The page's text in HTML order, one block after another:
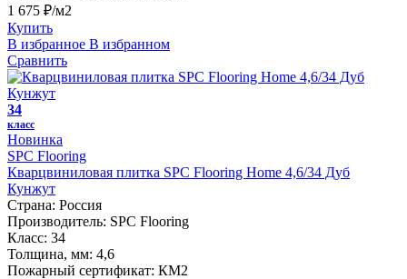
1 675 ₽/м2
Купить
В избранное В избранном
Сравнить
34
класс
Новинка
SPC Flooring
Кварцвиниловая плитка SPC Flooring Home 4,6/34 Дуб
Кунжут
Страна: Россия
Производитель: SPC Flooring
Класс: 34
Толщина, мм: 4,6
Пожарный сертификат: КМ2